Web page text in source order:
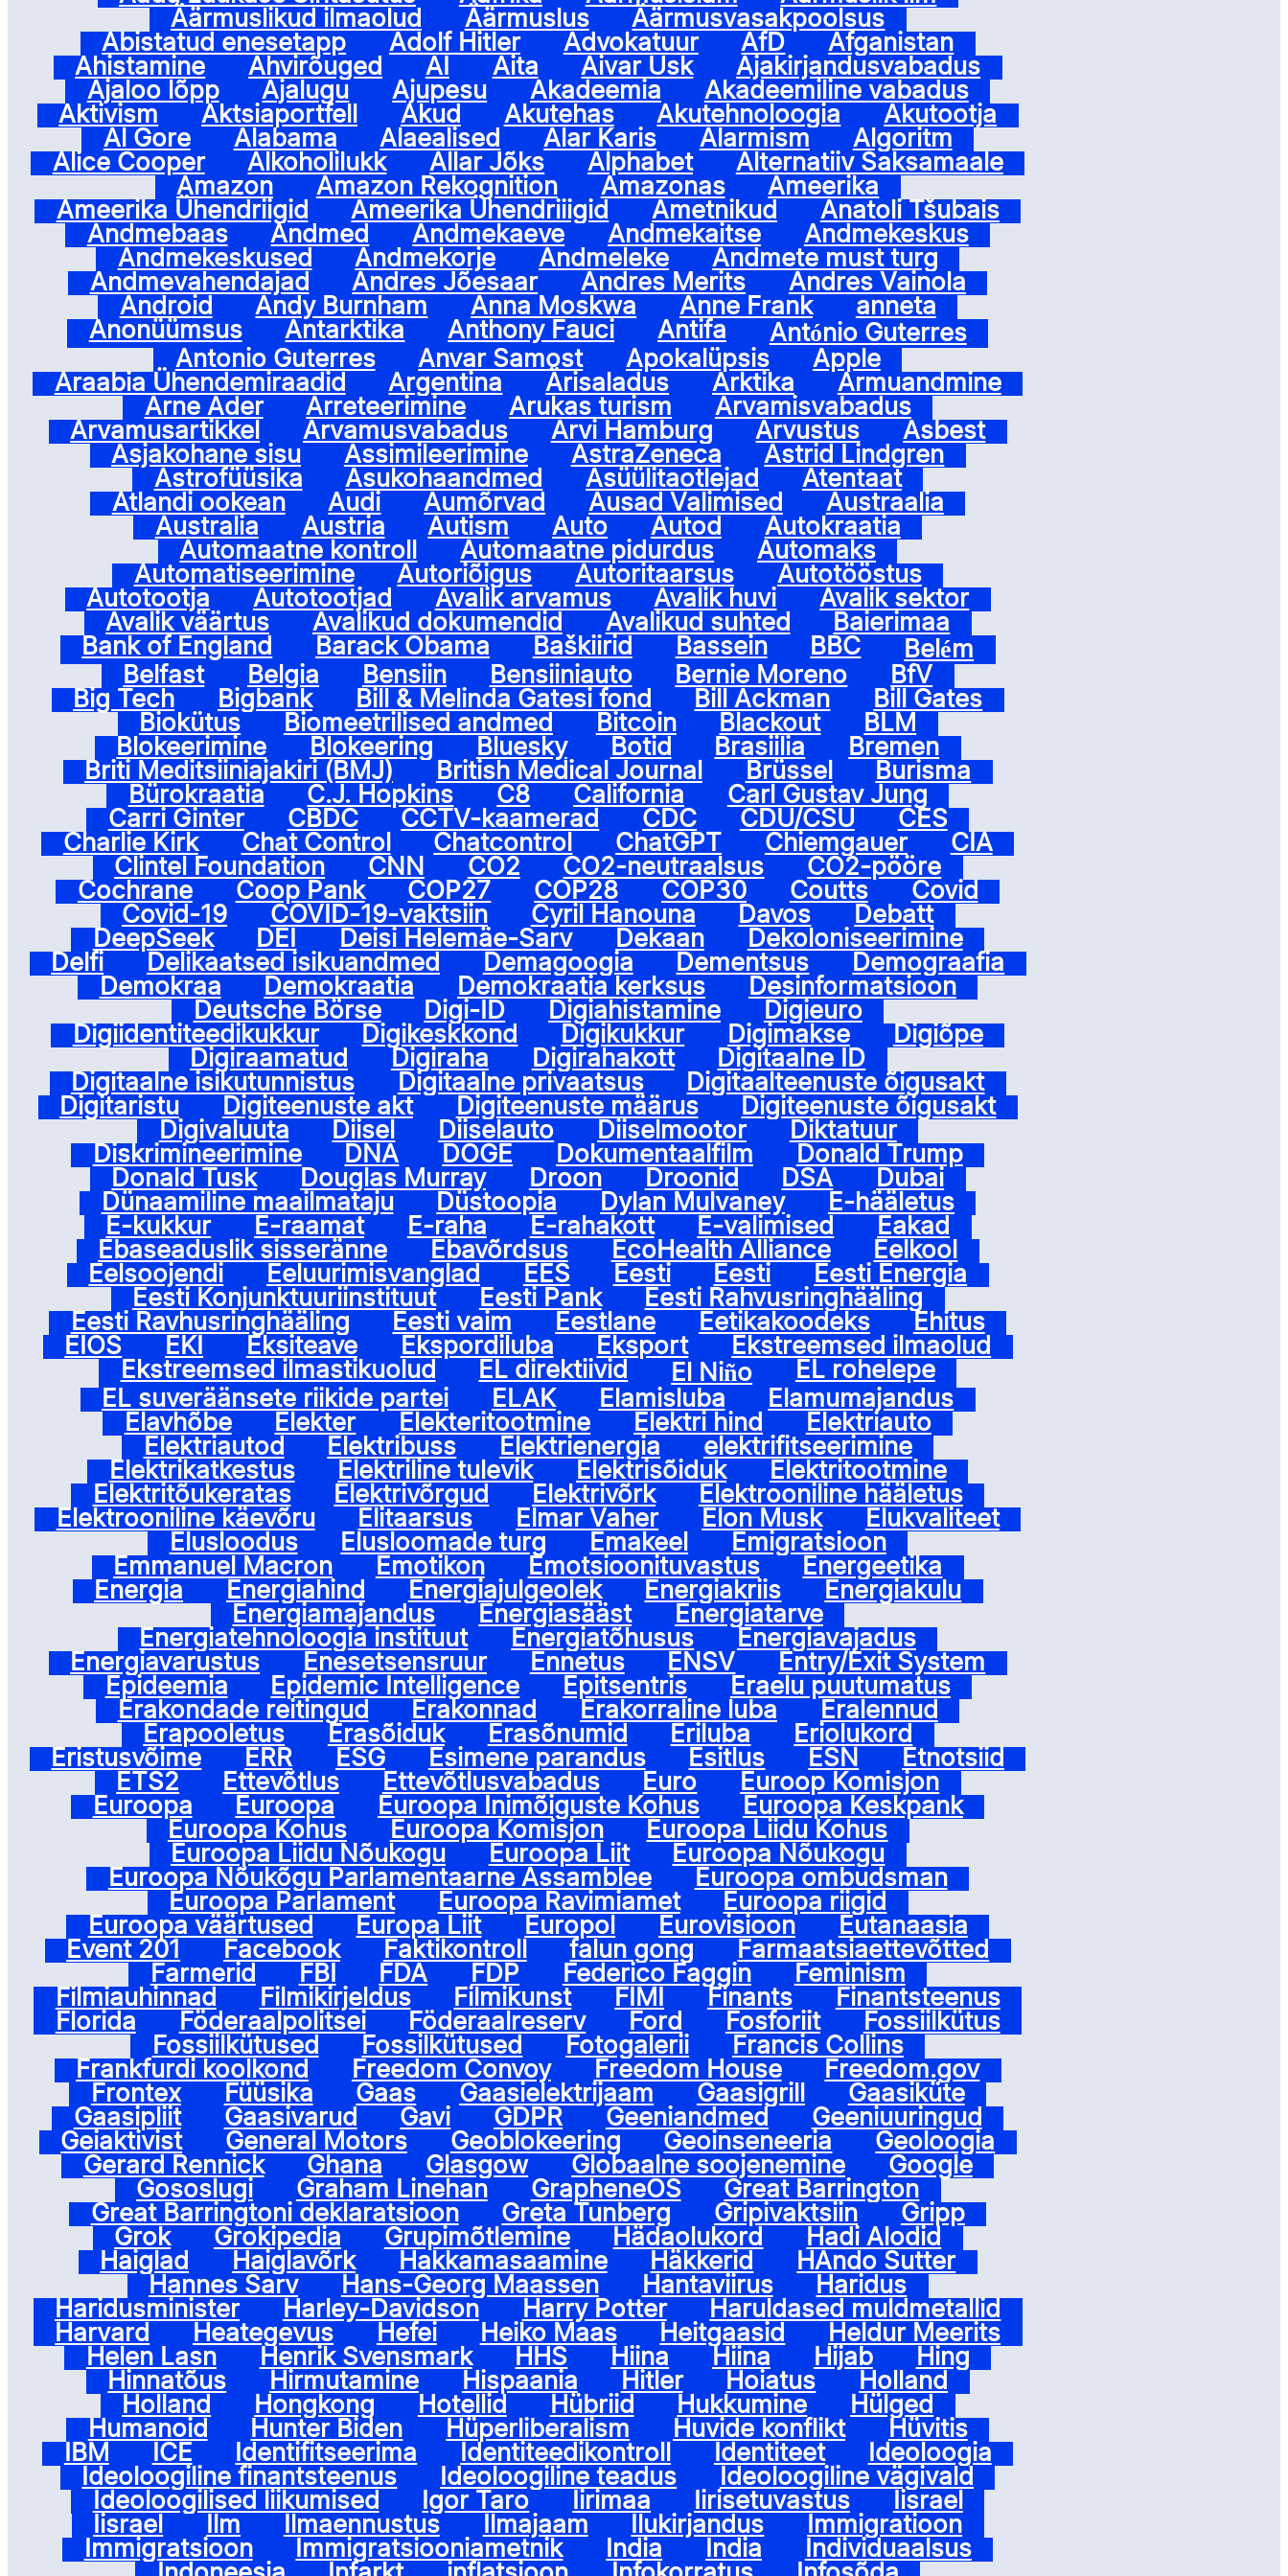
Äärmuslikud ilmaolud
Äärmuslus
Äärmusvasakpoolsus
Abistatud enesetapp
Adolf Hitler Advokatuur AfD
Afganistan
Ahistamine
Ahvirõuged AI Aita Aivar Usk
Ajakirjandusvabadus
Ajaloo lõpp
Ajalugu Ajupesu Akadeemia
Akadeemiline vabadus
Aktivism
Aktsiaportfell Akud Akutehas Akutehnoloogia
Akutootja
Al Gore
Alabama Alaealised Alar Karis Alarmism
Algoritm
Alice Cooper
Alkoholilukk Allar Jõks Alphabet
Alternatiiv Saksamaale
Amazon
Amazon Rekognition Amazonas
Ameerika
Ameerika Ühendriigid
Ameerika Ühendriiigid Ametnikud
Anatoli Tšubais
Andmebaas
Andmed Andmekaeve Andmekaitse
Andmekeskus
Andmekeskused
Andmekorje Andmeleke
Andmete must turg
Andmevahendajad
Andres Jõesaar Andres Merits
Andres Vainola
Android
Andy Burnham Anna Moskwa Anne Frank
anneta
Anonüümsus
Antarktika Anthony Fauci Antifa
António Guterres
Antonio Guterres
Anvar Samost Apokalüpsis
Apple
Araabia Ühendemiraadid
Argentina Ärisaladus Arktika
Armuandmine
Arne Ader
Arreteerimine Arukas turism
Arvamisvabadus
Arvamusartikkel
Arvamusvabadus Arvi Hamburg Arvustus
Asbest
Asjakohane sisu
Assimileerimine AstraZeneca
Astrid Lindgren
Astrofüüsika
Asukohaandmed Asüülitaotlejad
Atentaat
Atlandi ookean
Audi Aumõrvad Ausad Valimised
Austraalia
Australia
Austria Autism Auto Autod
Autokraatia
Automaatne kontroll
Automaatne pidurdus
Automaks
Automatiseerimine
Autoriõigus Autoritaarsus
Autotööstus
Autotootja
Autotootjad Avalik arvamus Avalik huvi
Avalik sektor
Avalik väärtus
Avalikud dokumendid Avalikud suhted
Baierimaa
Bank of England
Barack Obama Baškiirid Bassein BBC
Belém
Belfast
Belgia Bensiin Bensiiniauto Bernie Moreno
BfV
Big Tech
Bigbank Bill & Melinda Gatesi fond Bill Ackman
Bill Gates
Biokütus
Biomeetrilised andmed Bitcoin Blackout
BLM
Blokeerimine
Blokeering Bluesky Botid Brasiilia
Bremen
Briti Meditsiiniajakiri (BMJ)
British Medical Journal Brüssel
Burisma
Bürokraatia
C.J. Hopkins C8 California
Carl Gustav Jung
Carri Ginter
CBDC CCTV-kaamerad CDC CDU/CSU
CES
Charlie Kirk
Chat Control Chatcontrol ChatGPT Chiemgauer
CIA
Clintel Foundation
CNN CO2 CO2-neutraalsus
CO2-pööre
Cochrane
Coop Pank COP27 COP28 COP30 Coutts
Covid
Covid-19
COVID-19-vaktsiin Cyril Hanouna Davos
Debatt
DeepSeek
DEI Deisi Helemäe-Sarv Dekaan
Dekoloniseerimine
Delfi
Delikaatsed isikuandmed Demagoogia Dementsus
Demograafia
Demokraa
Demokraatia Demokraatia kerksus
Desinformatsioon
Deutsche Börse
Digi-ID Digiahistamine
Digieuro
Digiidentiteedikukkur
Digikeskkond Digikukkur Digimakse
Digiõpe
Digiraamatud
Digiraha Digirahakott
Digitaalne ID
Digitaalne isikutunnistus
Digitaalne privaatsus
Digitaalteenuste õigusakt
Digitaristu
Digiteenuste akt Digiteenuste määrus
Digiteenuste õigusakt
Digivaluuta
Diisel Diiselauto Diiselmootor
Diktatuur
Diskrimineerimine
DNA DOGE Dokumentaalfilm
Donald Trump
Donald Tusk
Douglas Murray Droon Droonid DSA
Dubai
Dünaamiline maailmataju
Düstoopia Dylan Mulvaney
E-hääletus
E-kukkur
E-raamat E-raha E-rahakott E-valimised
Eakad
Ebaseaduslik sisseränne
Ebavõrdsus EcoHealth Alliance
Eelkool
Eelsoojendi
Eeluurimisvanglad EES Eesti Eesti
Eesti Energia
Eesti Konjunktuuriinstituut
Eesti Pank
Eesti Rahvusringhääling
Eesti Ravhusringhääling
Eesti vaim Eestlane Eetikakoodeks
Ehitus
EIOS
EKI Eksiteave Ekspordiluba Eksport
Ekstreemsed ilmaolud
Ekstreemsed ilmastikuolud
EL direktiivid El Niño
EL rohelepe
EL suveräänsete riikide partei
ELAK Elamisluba
Elamumajandus
Elavhõbe
Elekter Elekteritootmine Elektri hind
Elektriauto
Elektriautod
Elektribuss Elektrienergia
elektrifitseerimine
Elektrikatkestus
Elektriline tulevik Elektrisõiduk
Elektritootmine
Elektritõukeratas
Elektrivõrgud Elektrivõrk
Elektrooniline hääletus
Elektrooniline käevõru
Elitaarsus Elmar Vaher Elon Musk
Elukvaliteet
Elusloodus
Elusloomade turg Emakeel
Emigratsioon
Emmanuel Macron
Emotikon Emotsioonituvastus
Energeetika
Energia
Energiahind Energiajulgeolek Energiakriis
Energiakulu
Energiamajandus
Energiasääst
Energiatarve
Energiatehnoloogia instituut
Energiatõhusus
Energiavajadus
Energiavarustus
Enesetsensruur Ennetus ENSV
Entry/Exit System
Epideemia
Epidemic Intelligence Epitsentris
Eraelu puutumatus
Erakondade reitingud
Erakonnad Erakorraline luba
Eralennud
Erapooletus
Erasõiduk Erasõnumid Eriluba
Eriolukord
Eristusvõime
ERR ESG Esimene parandus Esitlus ESN
Etnotsiid
ETS2
Ettevõtlus Ettevõtlusvabadus Euro
Euroop Komisjon
Euroopa
Euroopa Euroopa Inimõiguste Kohus
Euroopa Keskpank
Euroopa Kohus
Euroopa Komisjon
Euroopa Liidu Kohus
Euroopa Liidu Nõukogu
Euroopa Liit
Euroopa Nõukogu
Euroopa Nõukõgu Parlamentaarne Assamblee
Euroopa ombudsman
Euroopa Parlament
Euroopa Ravimiamet
Euroopa riigid
Euroopa väärtused
Europa Liit Europol Eurovisioon
Eutanaasia
Event 201
Facebook Faktikontroll falun gong
Farmaatsiaettevõtted
Farmerid
FBI FDA FDP Federico Faggin
Feminism
Filmiauhinnad
Filmikirjeldus Filmikunst FIMI Finants
Finantsteenus
Florida
Föderaalpolitsei Föderaalreserv Ford Fosforiit
Fossiilkütus
Fossiilkütused
Fossilkütused Fotogalerii
Francis Collins
Frankfurdi koolkond
Freedom Convoy Freedom House
Freedom.gov
Frontex
Füüsika Gaas Gaasielektrijaam Gaasigrill
Gaasiküte
Gaasipliit
Gaasivarud Gavi GDPR Geeniandmed
Geeniuuringud
Geiaktivist
General Motors Geoblokeering Geoinseneeria
Geoloogia
Gerard Rennick
Ghana Glasgow Globaalne soojenemine
Google
Gososlugi
Graham Linehan GrapheneOS
Great Barrington
Great Barringtoni deklaratsioon
Greta Tunberg Gripivaktsiin
Gripp
Grok
Grokipedia Grupimõtlemine Hädaolukord
Hadi Alodid
Haiglad
Haiglavõrk Hakkamasaamine Häkkerid
HAndo Sutter
Hannes Sarv
Hans-Georg Maassen Hantaviirus
Haridus
Haridusminister
Harley-Davidson Harry Potter
Haruldased muldmetallid
Harvard
Heategevus Hefei Heiko Maas Heitgaasid
Heldur Meerits
Helen Lasn
Henrik Svensmark HHS Hiina Hiina Hijab
Hing
Hinnatõus
Hirmutamine Hispaania Hitler Hoiatus
Holland
Holland
Hongkong Hotellid Hübriid Hukkumine
Hülged
Humanoid
Hunter Biden Hüperliberalism Huvide konflikt
Hüvitis
IBM
ICE Identifitseerima Identiteedikontroll Identiteet
Ideoloogia
Ideoloogiline finantsteenus
Ideoloogiline teadus
Ideoloogiline vägivald
Ideoloogilised liikumised
Igor Taro Iirimaa Iirisetuvastus
Iisrael
Iisrael
Ilm Ilmaennustus Ilmajaam Ilukirjandus
Immigratioon
Immigratsioon
Immigratsiooniametnik India India
Individuaalsus